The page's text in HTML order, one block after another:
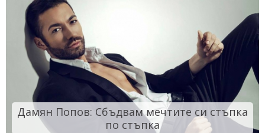
Дамян Попов: Сбъдвам мечтите си стъпка
по стъпка